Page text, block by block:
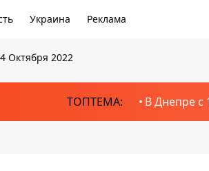
Украина Реклама
Октября 2022
ТОПТЕМА: В Днепре с